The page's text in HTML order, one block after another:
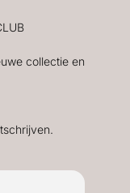
collectie en